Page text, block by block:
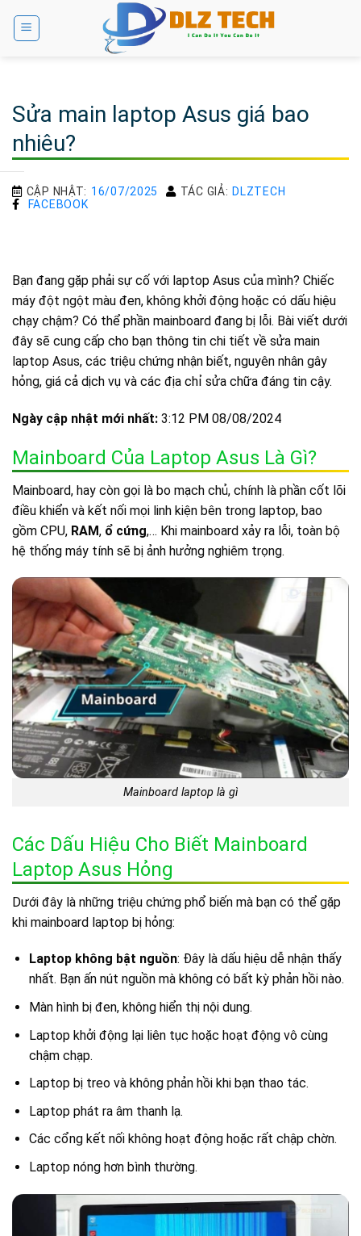
Sửa main laptop Asus giá bao
nhiêu?
CẬP NHẬT: 16/07/2025 TÁC GIẢ: DLZTECH
FACEBOOK
Bạn đang gặp phải sự cố với laptop Asus của mình? Chiếc
máy đột ngột màu đen, không khởi động hoặc có dấu hiệu
chạy chậm? Có thể phần mainboard đang bị lỗi. Bài viết dưới
đây sẽ cung cấp cho bạn thông tin chi tiết về sửa main
laptop Asus, các triệu chứng nhận biết, nguyên nhân gây
hỏng, giá cả dịch vụ và các địa chỉ sửa chữa đáng tin cậy.
Ngày cập nhật mới nhất: 3:12 PM 08/08/2024
Mainboard Của Laptop Asus Là Gì?
Mainboard, hay còn gọi là bo mạch chủ, chính là phần cốt lõi
điều khiển và kết nối mọi linh kiện bên trong laptop, bao
gồm CPU, RAM, ổ cứng,… Khi mainboard xảy ra lỗi, toàn bộ
hệ thống máy tính sẽ bị ảnh hưởng nghiêm trọng.
Mainboard laptop là gì
Các Dấu Hiệu Cho Biết Mainboard
Laptop Asus Hỏng
Dưới đây là những triệu chứng phổ biến mà bạn có thể gặp
khi mainboard laptop bị hỏng:
Laptop không bật nguồn: Đây là dấu hiệu dễ nhận thấy
nhất. Bạn ấn nút nguồn mà không có bất kỳ phản hồi nào.
Màn hình bị đen, không hiển thị nội dung.
Laptop khởi động lại liên tục hoặc hoạt động vô cùng
chậm chạp.
Laptop bị treo và không phản hồi khi bạn thao tác.
Laptop phát ra âm thanh lạ.
Các cổng kết nối không hoạt động hoặc rất chập chờn.
Laptop nóng hơn bình thường.